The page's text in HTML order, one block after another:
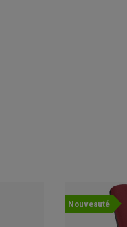
Nouveauté